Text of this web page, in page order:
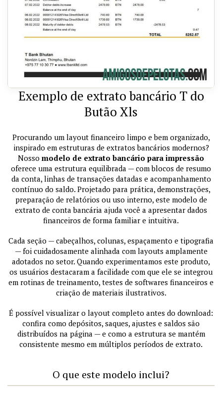
Exemplo de extrato bancário T do
Butão Xls
Procurando um layout financeiro limpo e bem organizado,
inspirado em estruturas de extratos bancários modernos?
Nosso modelo de extrato bancário para impressão
oferece uma estrutura equilibrada — com blocos de resumo
da conta, linhas de transações datadas e acompanhamento
contínuo do saldo. Projetado para prática, demonstrações,
preparação de relatórios ou uso interno, este modelo de
extrato de conta bancária ajuda você a apresentar dados
financeiros de forma familiar e intuitiva.
Cada seção — cabeçalhos, colunas, espaçamento e tipografia
— foi cuidadosamente alinhada com layouts amplamente
adotados no setor. Quando experimentamos este produto,
os usuários destacaram a facilidade com que ele se integrou
em rotinas de treinamento, testes de softwares financeiros e
criação de materiais ilustrativos.
É possível visualizar o layout completo antes do download:
confira como depósitos, saques, ajustes e saldos são
distribuídos na página — e como a estrutura se mantém
consistente mesmo em múltiplos períodos de extrato.
O que este modelo inclui?